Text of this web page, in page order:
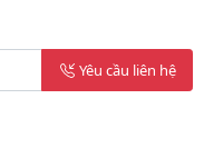
Yêu cầu liên hệ